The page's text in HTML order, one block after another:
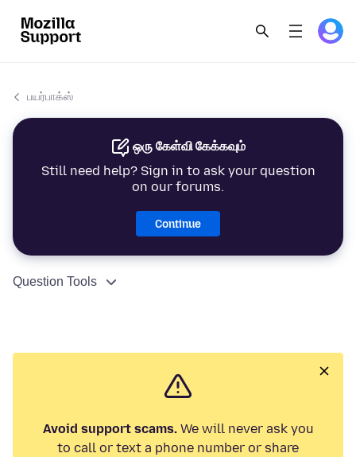
பயர்பாக்ஸ்
ஒரு கேள்வி கேக்கவும்
Still need help? Sign in to ask your question
on our forums.
Continue
Question Tools
Avoid support scams.We will never ask you
to call or text a phone number or share